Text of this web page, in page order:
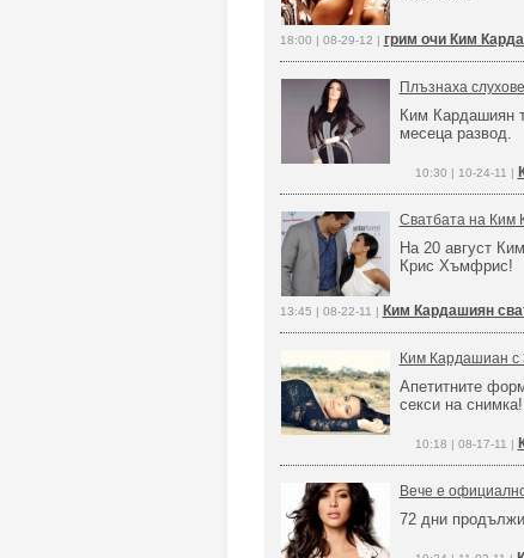
18:00 | 08-29-12 | грим очи Ким
Плъзнаха
Ким Кардашиян
месеца развод.
10:30 | 10-24-11 |
Сватбата на Ким
На 20 август
Крис Хъмфрис!
13:45 | 08-22-11 | Ким Кардашиян
Ким Кардашиан с
Апетитните
секси на снимка!
10:18 | 08-17-11 |
Вече е
72 дни